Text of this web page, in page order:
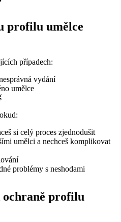
profilu umělce
případech:
vydání
umělce
si celý proces zjednodušit
umělci a nechceš komplikovat
problémy s neshodami
profilu